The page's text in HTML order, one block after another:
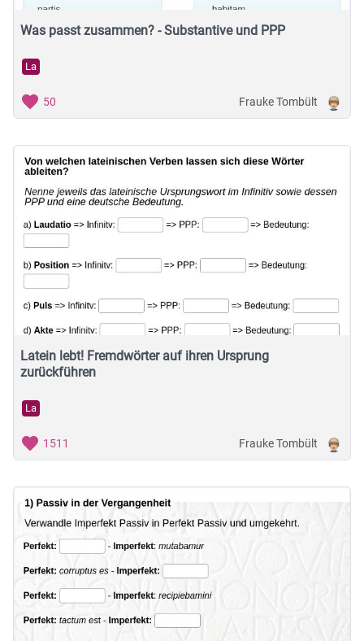
Was passt zusammen? - Substantive und PPP
La
50 Frauke Tombült
Latein lebt! Fremdwörter auf ihren Ursprung
zurückführen
La
1511 Frauke Tombült